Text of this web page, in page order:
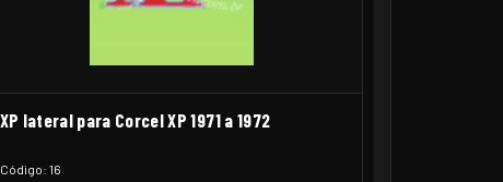
XP lateral para Corcel XP 1971 a 1972
Código: 16